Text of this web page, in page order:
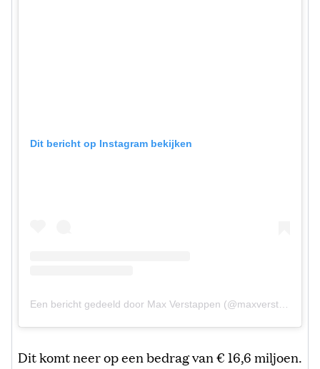
Dit bericht op Instagram bekijken
Een bericht gedeeld door Max Verstappen (@maxverstappen1)
Dit komt neer op een bedrag van € 16,6 miljoen.